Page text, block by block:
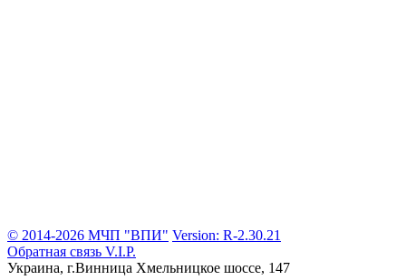
© 2014-2026 МЧП "ВПИ" Version: R-2.30.21
Обратная связь V.I.P.
Украина, г.Винница Хмельницкое шоссе, 147